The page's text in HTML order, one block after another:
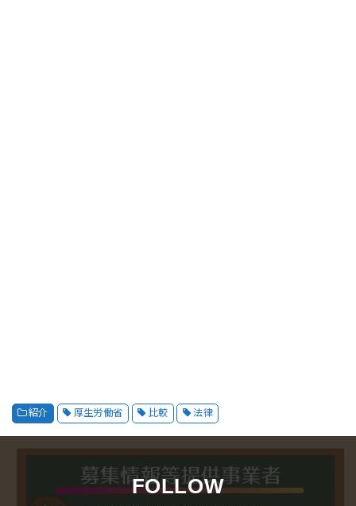
紹介 厚生労働省 比較 法律
FOLLOW